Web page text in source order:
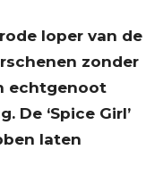
loper van de
zonder
echtgenoot
De ‘Spice Girl’
laten